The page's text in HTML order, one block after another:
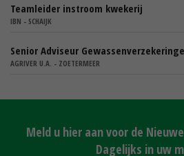
Teamleider instroom kwekerij
IBN - SCHAIJK
Senior Adviseur
AGRIVER U.A. - ZOETERMEER
Meld u hier aan voor de
Dagelijks in uw